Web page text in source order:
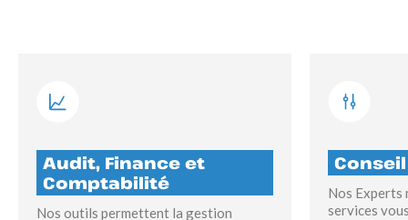
Audit, Finance et
Comptabilité
Nos outils permettent la gestion
Nos Experts
services